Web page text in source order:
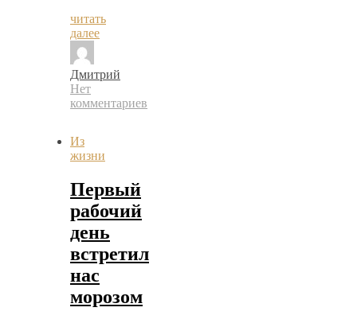
читать
далее
Дмитрий
Нет
комментариев
Из
жизни
Первый
рабочий
день
встретил
нас
морозом